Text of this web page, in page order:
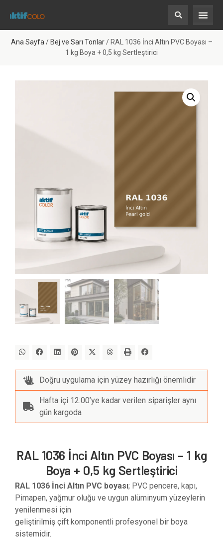
Ana Sayfa / Bej ve Sarı Tonlar/ RAL 1036 İnci Altın PVC Boyası –
1 kg Boya + 0,5 kg Sertleştirici
Doğru uygulama için yüzey hazırlığı önemlidir
Hafta içi 12:00’ye kadar verilen siparişler aynı
gün kargoda
RAL 1036 İnci Altın PVC Boyası – 1 kg
Boya + 0,5 kg Sertleştirici
RAL 1036 İnci Altın PVC boyası; PVC pencere, kapı,
Pimapen, yağmur oluğu ve uygun alüminyum yüzeylerin
yenilenmesi için
geliştirilmiş çift komponentli profesyonel bir boya
sistemidir.